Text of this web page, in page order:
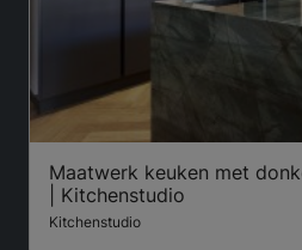
Maatwerk keuken met
| Kitchenstudio
Kitchenstudio